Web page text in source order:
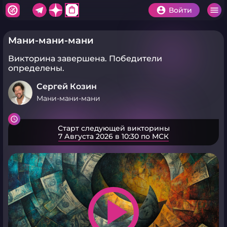
shopping_bag Войти
Мани-мани-мани
Викторина завершена. Победители
определены.
Сергей Козин
Мани-мани-мани
Старт следующей викторины
7 Августа 2026 в 10:30 по МСК
play_arrow